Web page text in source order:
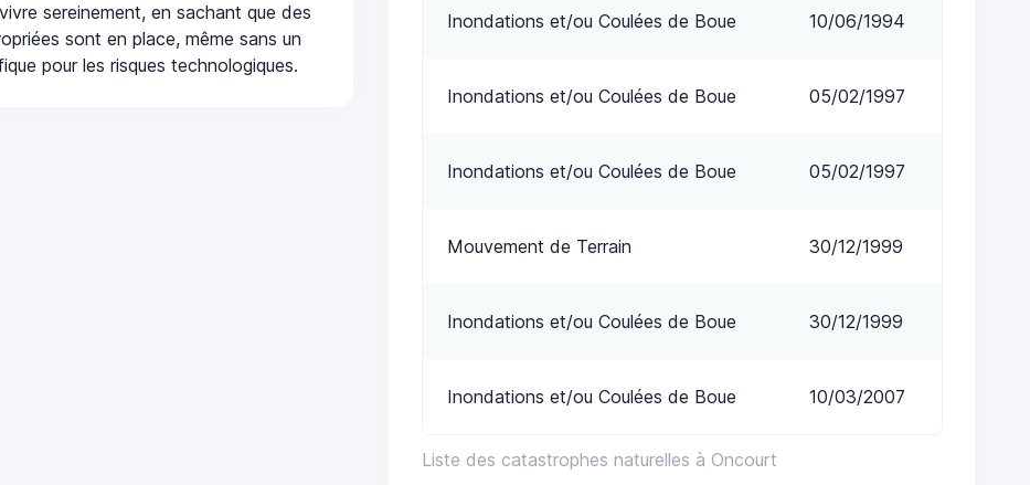
sereinement, en sachant que des
sont en place, même sans un
pour les risques technologiques.
Liste des catastrophes naturelles à Oncourt
Inondations et/ou Coulées de Boue 10/06/1994
Inondations et/ou Coulées de Boue 05/02/1997
Inondations et/ou Coulées de Boue 05/02/1997
Mouvement de Terrain 30/12/1999
Inondations et/ou Coulées de Boue 30/12/1999
Inondations et/ou Coulées de Boue 10/03/2007